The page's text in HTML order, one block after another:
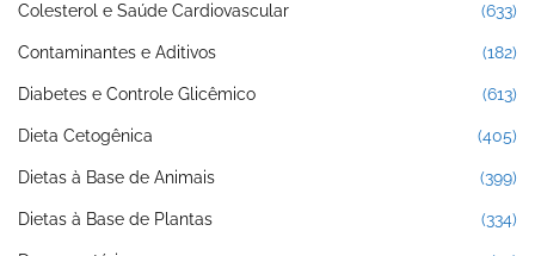
Colesterol e Saúde Cardiovascular (633)
Contaminantes e Aditivos (182)
Diabetes e Controle Glicêmico (613)
Dieta Cetogênica (405)
Dietas à Base de Animais (399)
Dietas à Base de Plantas (334)